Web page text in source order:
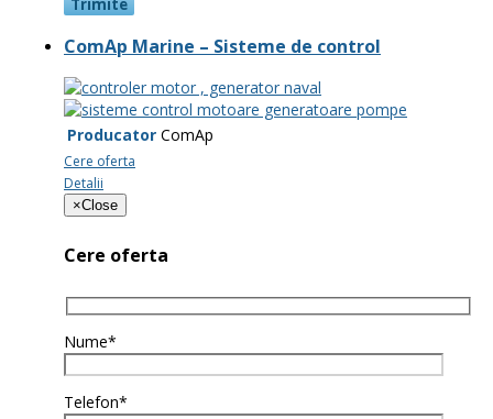
ComAp Marine – Sisteme de control
Producator ComAp
Cere oferta
Detalii
×Close
Cere oferta
Nume*
Telefon*